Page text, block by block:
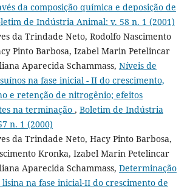
da composição química e deposição de
de Indústria Animal: v. 58 n. 1 (2001)
da Trindade Neto, Rodolfo Nascimento
Pinto Barbosa, Izabel Marin Petelincar
Aparecida Schammass, Níveis de
na fase inicial - II do crescimento,
e retenção de nitrogênio; efeitos
na terminação , Boletim de Indústria
n. 1 (2000)
da Trindade Neto, Hacy Pinto Barbosa,
Kronka, Izabel Marin Petelincar
Aparecida Schammass, Determinação
na fase inicial-II do crescimento de